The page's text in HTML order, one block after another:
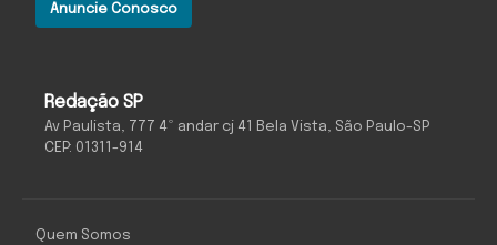
Redação SP
Av Paulista, 777 4º andar cj 41 Bela Vista, São Paulo-SP
CEP: 01311-914
Anuncie Conosco
Quem Somos